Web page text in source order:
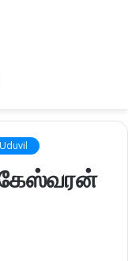
Uduvil